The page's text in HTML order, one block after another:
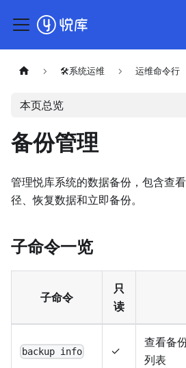
🛠系统运维 运维命令行
本页总览
备份管理
管理悦库系统的数据备份，包含查
径、恢复数据和立即备份。
子命令一览
子命令
只
读
backup info ✓
查看备
列表